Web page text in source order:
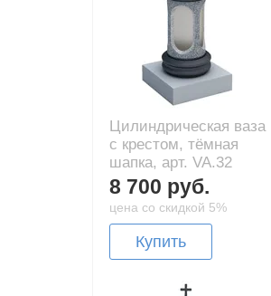
Цилиндрическая ваза
с крестом, тёмная
шапка, арт. VA.32
8 700 руб.
цена со скидкой 5%
Купить